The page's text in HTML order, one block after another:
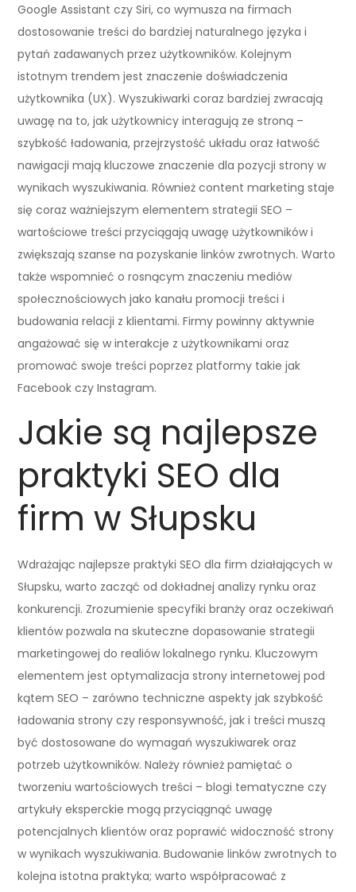
Google Assistant czy Siri, co wymusza na firmach
dostosowanie treści do bardziej naturalnego języka i
pytań zadawanych przez użytkowników. Kolejnym
istotnym trendem jest znaczenie doświadczenia
użytkownika (UX). Wyszukiwarki coraz bardziej zwracają
uwagę na to, jak użytkownicy interagują ze stroną –
szybkość ładowania, przejrzystość układu oraz łatwość
nawigacji mają kluczowe znaczenie dla pozycji strony w
wynikach wyszukiwania. Również content marketing staje
się coraz ważniejszym elementem strategii SEO –
wartościowe treści przyciągają uwagę użytkowników i
zwiększają szanse na pozyskanie linków zwrotnych. Warto
także wspomnieć o rosnącym znaczeniu mediów
społecznościowych jako kanału promocji treści i
budowania relacji z klientami. Firmy powinny aktywnie
angażować się w interakcje z użytkownikami oraz
promować swoje treści poprzez platformy takie jak
Facebook czy Instagram.
Jakie są najlepsze
praktyki SEO dla
firm w Słupsku
Wdrażając najlepsze praktyki SEO dla firm działających w
Słupsku, warto zacząć od dokładnej analizy rynku oraz
konkurencji. Zrozumienie specyfiki branży oraz oczekiwań
klientów pozwala na skuteczne dopasowanie strategii
marketingowej do realiów lokalnego rynku. Kluczowym
elementem jest optymalizacja strony internetowej pod
kątem SEO – zarówno techniczne aspekty jak szybkość
ładowania strony czy responsywność, jak i treści muszą
być dostosowane do wymagań wyszukiwarek oraz
potrzeb użytkowników. Należy również pamiętać o
tworzeniu wartościowych treści – blogi tematyczne czy
artykuły eksperckie mogą przyciągnąć uwagę
potencjalnych klientów oraz poprawić widoczność strony
w wynikach wyszukiwania. Budowanie linków zwrotnych to
kolejna istotna praktyka; warto współpracować z